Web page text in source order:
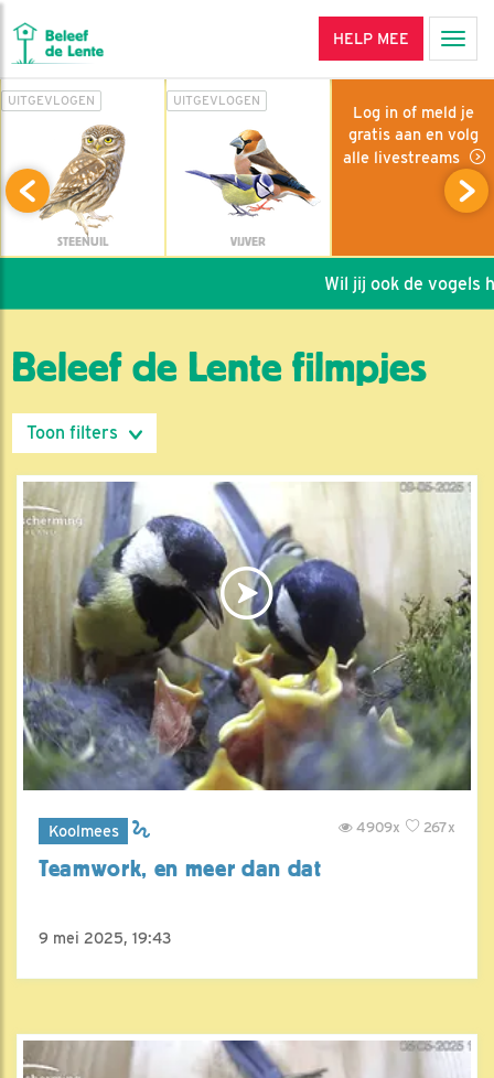
HELP MEE
UITGEVLOGEN
STEENUIL
UITGEVLOGEN
VIJVER
Log in of meld je
gratis aan en volg
alle livestreams
Wil jij ook de vogels
Beleef de Lente filmpjes
Koolmees 267x
4909x
Teamwork, en meer dan dat
9 mei 2025, 19:43